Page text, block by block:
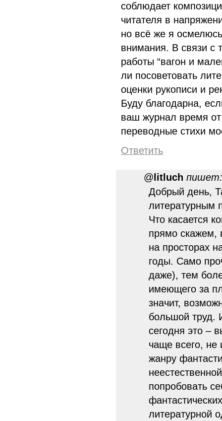
соблюдает
читателя в
но всё же я
внимания. В связи с
работы “вагон и
ли посоветовать
оценки рукописи и
Буду благодарна,
ваш журнал время
переводные стихи
Ответить
@ litluch пишет:
Добрый день,
литературным
Что касается
прямо скажем,
на просторах
годы. Само
даже), тем
имеющего за
значит,
большой труд.
сегодня это –
чаще всего, не
жанру
попробовать
литературной